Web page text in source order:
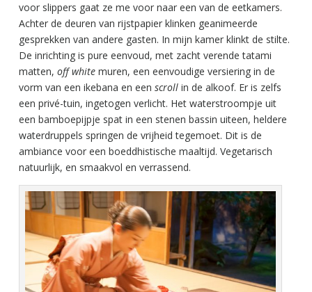
voor slippers gaat ze me voor naar een van de eetkamers.
Achter de deuren van rijstpapier klinken geanimeerde
gesprekken van andere gasten. In mijn kamer klinkt de stilte.
De inrichting is pure eenvoud, met zacht verende tatami
matten, off whitemuren, een eenvoudige versiering in de
vorm van een ikebana en een scrollin de alkoof. Er is zelfs
een privé-tuin, ingetogen verlicht. Het waterstroompje uit
een bamboepijpje spat in een stenen bassin uiteen, heldere
waterdruppels springen de vrijheid tegemoet. Dit is de
ambiance voor een boeddhistische maaltijd. Vegetarisch
natuurlijk, en smaakvol en verrassend.